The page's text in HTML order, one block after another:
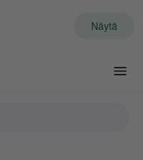
Näytä